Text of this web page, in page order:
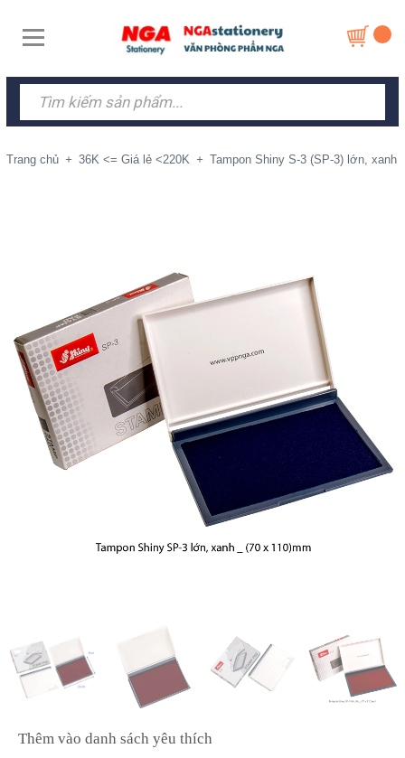
Trang chủ + 36K <= Giá lẻ <220K + Tampon Shiny S-3 (SP-3) lớn, xanh
Thêm vào danh sách yêu thích